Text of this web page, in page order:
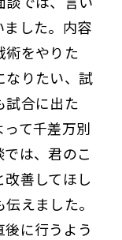
した。内容
術をやりた
なりたい、試
合に出た
て千差万別
は、君のこ
善してほし
えました。
に行うよう